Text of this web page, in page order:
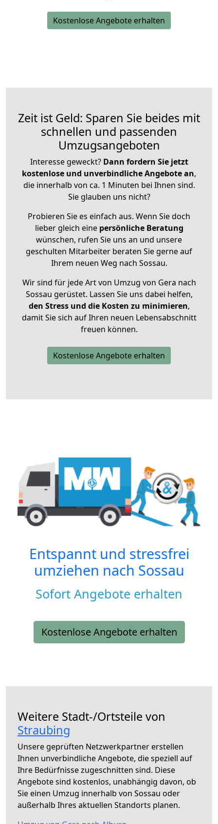
Kostenlose Angebote erhalten
Zeit ist Geld: Sparen Sie beides mit
schnellen und passenden
Umzugsangeboten
Interesse geweckt? Dann fordern Sie jetzt
kostenlose und unverbindliche Angebote an,
die innerhalb von ca. 1 Minuten bei Ihnen sind.
Sie glauben uns nicht?
Probieren Sie es einfach aus. Wenn Sie doch
lieber gleich eine persönliche Beratung
wünschen, rufen Sie uns an und unsere
geschulten Mitarbeiter beraten Sie gerne auf
Ihrem neuen Weg nach Sossau.
Wir sind für jede Art von Umzug von Gera nach
Sossau gerüstet. Lassen Sie uns dabei helfen,
den Stress und die Kosten zu minimieren,
damit Sie sich auf Ihren neuen Lebensabschnitt
freuen können.
Kostenlose Angebote erhalten
Entspannt und stressfrei
umziehen nach Sossau
Sofort Angebote erhalten
Kostenlose Angebote erhalten
Weitere Stadt-/Ortsteile von
Straubing
Unsere geprüften Netzwerkpartner erstellen
Ihnen unverbindliche Angebote, die speziell auf
Ihre Bedürfnisse zugeschnitten sind. Diese
Angebote sind kostenlos, unabhängig davon, ob
Sie einen Umzug innerhalb von Sossau oder
außerhalb Ihres aktuellen Standorts planen.